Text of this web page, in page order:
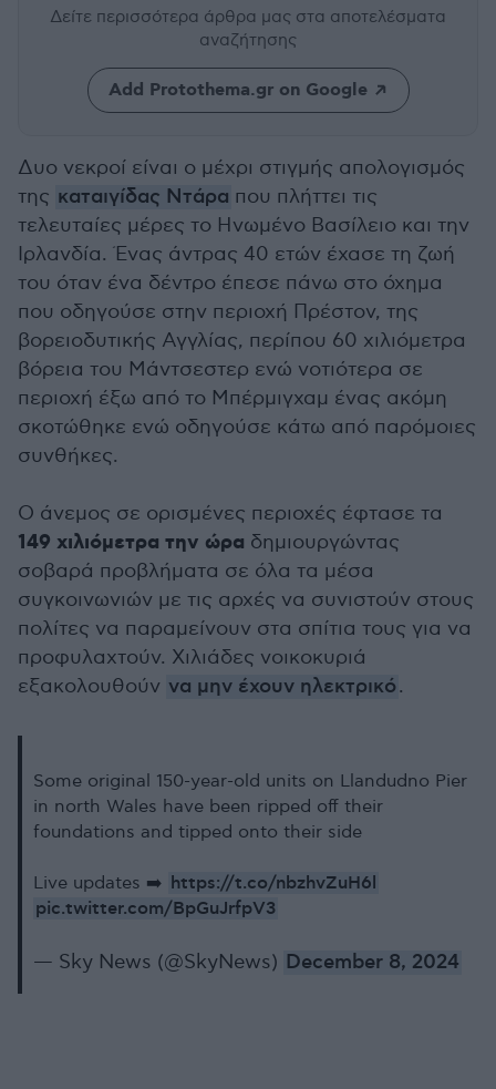
Δείτε περισσότερα άρθρα μας στα αποτελέσματα
αναζήτησης
Add Protothema.gr on Google
Δυο νεκροί είναι ο μέχρι στιγμής απολογισμός
της καταιγίδας Ντάρα που πλήττει τις
τελευταίες μέρες το Ηνωμένο Βασίλειο και την
Ιρλανδία. Ένας άντρας 40 ετών έχασε τη ζωή
του όταν ένα δέντρο έπεσε πάνω στο όχημα
που οδηγούσε στην περιοχή Πρέστον, της
βορειοδυτικής Αγγλίας, περίπου 60 χιλιόμετρα
βόρεια του Μάντσεστερ ενώ νοτιότερα σε
περιοχή έξω από το Μπέρμιγχαμ ένας ακόμη
σκοτώθηκε ενώ οδηγούσε κάτω από παρόμοιες
συνθήκες.
Ο άνεμος σε ορισμένες περιοχές έφτασε τα
149 χιλιόμετρα την ώρα δημιουργώντας
σοβαρά προβλήματα σε όλα τα μέσα
συγκοινωνιών με τις αρχές να συνιστούν στους
πολίτες να παραμείνουν στα σπίτια τους για να
προφυλαχτούν. Χιλιάδες νοικοκυριά
εξακολουθούν να μην έχουν ηλεκτρικό.
Some original 150-year-old units on Llandudno Pier
in north Wales have been ripped off their
foundations and tipped onto their side
Live updates ➡️ https://t.co/nbzhvZuH6l
pic.twitter.com/BpGuJrfpV3
— Sky News (@SkyNews) December 8, 2024